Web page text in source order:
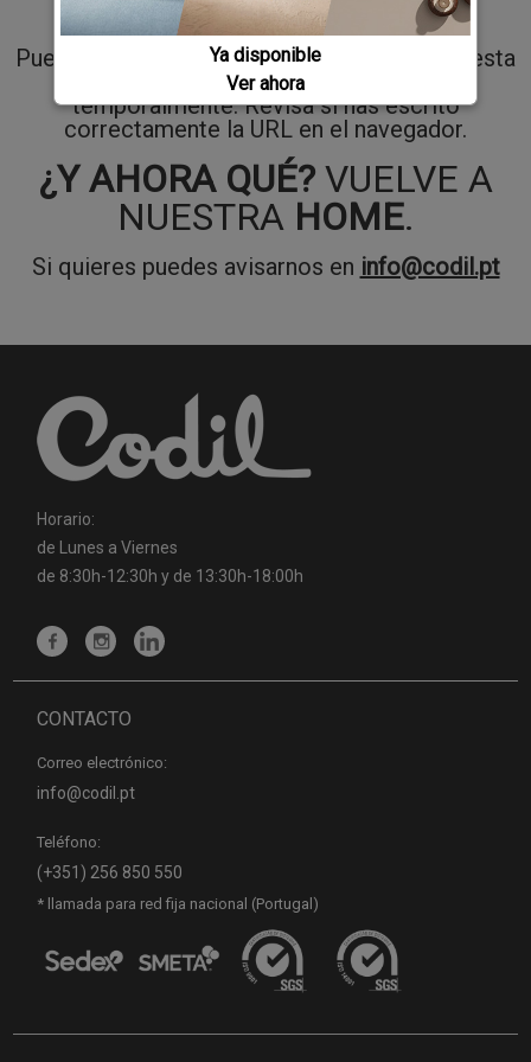
Puede que hayamos renombrado o movido esta
página, o que no este disponible
temporalmente. Revisa si has escrito
correctamente la URL en el navegador.
¿Y AHORA QUÉ?VUELVE A
NUESTRA HOME.
Si quieres puedes avisarnos en info@codil.pt
Horario:
de Lunes a Viernes
de 8:30h-12:30h y de 13:30h-18:00h
CONTACTO
Correo electrónico:
info@codil.pt
Teléfono:
(+351) 256 850 550
* llamada para red fija nacional (Portugal)
Ya disponible
Ver ahora